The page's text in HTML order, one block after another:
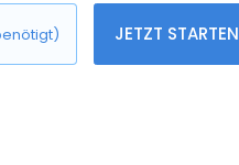
JETZT STARTEN